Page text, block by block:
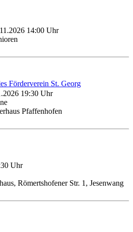
14:00 Uhr
Förderverein St. Georg
19:30 Uhr
Pfaffenhofen
Uhr
Römertshofener Str. 1, Jesenwang